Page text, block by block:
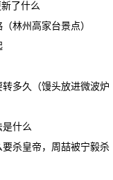
新了什么
林州高家台景点）
多久（馒头放进微波炉
是什么
要杀皇帝，周喆被宁毅杀